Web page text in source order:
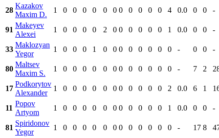
28
Kazakov
Maxim D.
1 0 0 0 0 0 0 0 0 0 0 0 4 0.0 0 0 -
91
Makeyev
Alexei
1 0 0 0 0 2 0 0 0 0 0 0 1 0.0 0 0 -
33
Maklozyan
Yegor
1 0 0 0 1 0 0 0 0 0 0 0 0 - 0 0 -
80
Maltsev
Maxim S.
1 0 0 0 0 0 0 0 0 0 0 0 0 - 7 2
17
Podkorytov
Alexander
1 0 0 0 0 0 0 0 0 0 0 0 2 0.0 6 1
11
Popov
Artyom
1 0 0 0 0 0 0 0 0 0 0 0 1 0.0 0 0 -
81
Spiridonov
Yegor
1 0 0 0 0 0 0 0 0 0 0 0 0 - 17 8